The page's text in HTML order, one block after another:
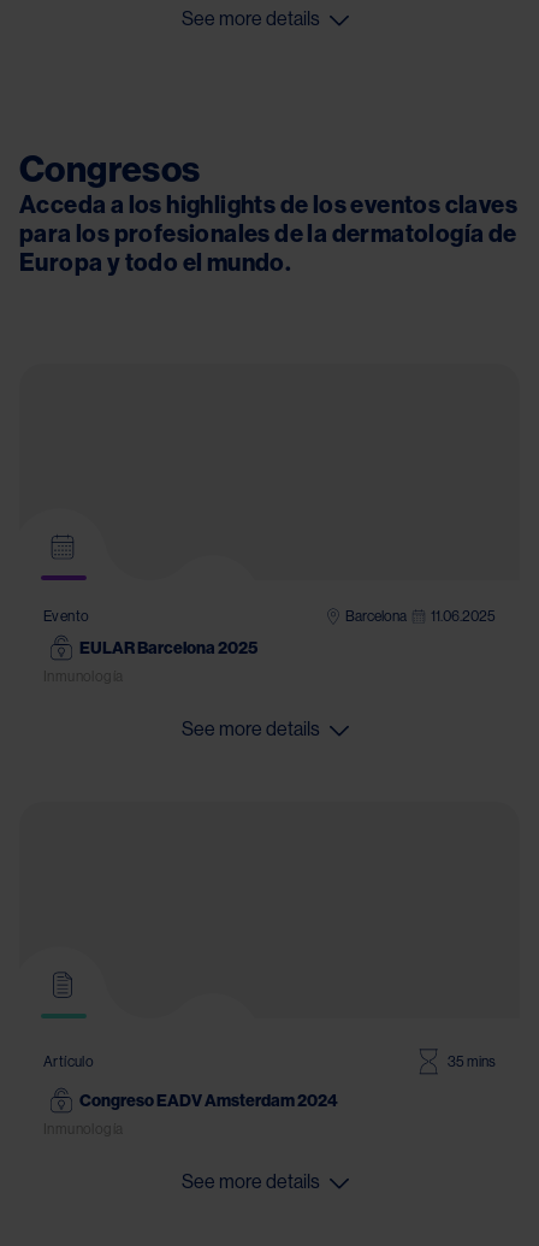
See more details
Congresos
Acceda a los highlights de los eventos claves
para los profesionales de la dermatología de
Europa y todo el mundo.
Evento Barcelona 11.06.2025
EULAR Barcelona 2025
Inmunología
See more details
Artículo 35 mins
Congreso EADV Amsterdam 2024
Inmunología
See more details